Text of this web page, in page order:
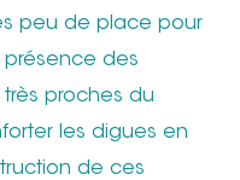
peu de place pour
des
proches du
les digues en
de ces